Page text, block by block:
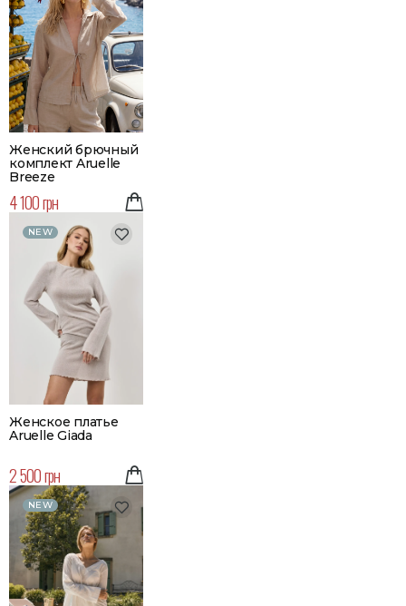
Женский брючный
комплект Aruelle
Breeze
4 100 грн
NEW
Женское платье
Aruelle Giada
2 500 грн
NEW